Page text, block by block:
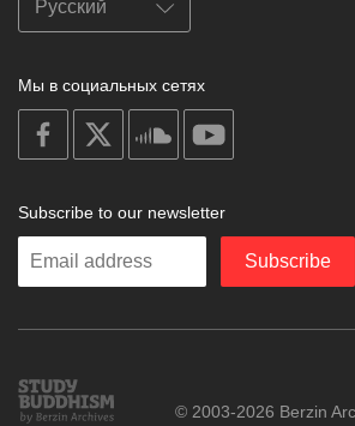
Мы в социальных сетях
on
facebook
soundcloud
Subscribe to our newsletter
Enter
Subscribe
Study
Buddhism
© 2003-2026 Berzin